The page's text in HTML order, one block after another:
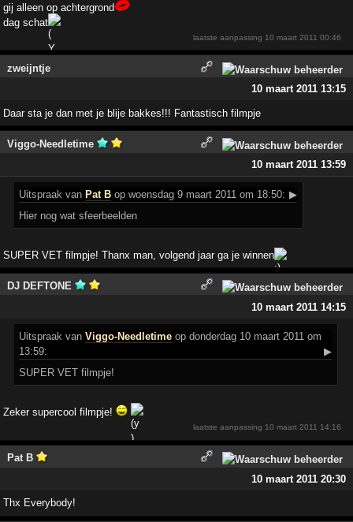
gij alleen op achtergrond
dag schat
laatste aanpassing 10 maart 2011 00:46
zweijntje
10 maart 2011 13:15
Daar sta je dan met je blije bakkes!!! Fantastisch filmpje
Viggo-Needletime
10 maart 2011 13:59
Uitspraak van Pat B op woensdag 9 maart 2011 om 18:50: ▶
Hier nog wat sfeerbeelden
SUPER VET filmpje! Thanx man, volgend jaar ga je winnen
DJ DEFTONE
10 maart 2011 14:15
Uitspraak vanViggo-Needletime op donderdag 10 maart 2011 om
13:59:
▶
SUPER VET filmpje!
Zeker supercool filmpje!
laatste aanpassing 10 maart 2011 14:16
Pat B
10 maart 2011 20:30
Thx Everybody!